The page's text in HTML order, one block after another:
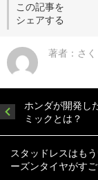
この記事を
シェアする
著者：さ
ホンダが開発し
ミックとは？
スタッドレスはも
ーズンタイヤがすご